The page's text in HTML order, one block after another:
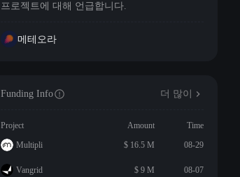
프로젝트에 대해 언급합니다.
메테오라
Funding Info 더 많이
Project Amount
Time
Multipli
$ 16.5 M 08-29
Vangrid $ 9 M 08-07